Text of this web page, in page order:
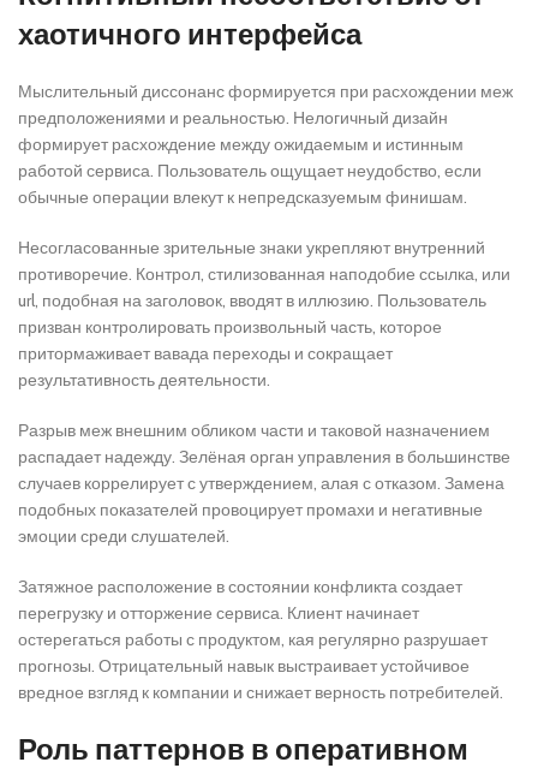
хаотичного интерфейса
Мыслительный диссонанс формируется при расхождении меж
предположениями и реальностью. Нелогичный дизайн
формирует расхождение между ожидаемым и истинным
работой сервиса. Пользователь ощущает неудобство, если
обычные операции влекут к непредсказуемым финишам.
Несогласованные зрительные знаки укрепляют внутренний
противоречие. Контрол, стилизованная наподобие ссылка, или
url, подобная на заголовок, вводят в иллюзию. Пользователь
призван контролировать произвольный часть, которое
притормаживает вавада переходы и сокращает
результативность деятельности.
Разрыв меж внешним обликом части и таковой назначением
распадает надежду. Зелёная орган управления в большинстве
случаев коррелирует с утверждением, алая с отказом. Замена
подобных показателей провоцирует промахи и негативные
эмоции среди слушателей.
Затяжное расположение в состоянии конфликта создает
перегрузку и отторжение сервиса. Клиент начинает
остерегаться работы с продуктом, кая регулярно разрушает
прогнозы. Отрицательный навык выстраивает устойчивое
вредное взгляд к компании и снижает верность потребителей.
Роль паттернов в оперативном